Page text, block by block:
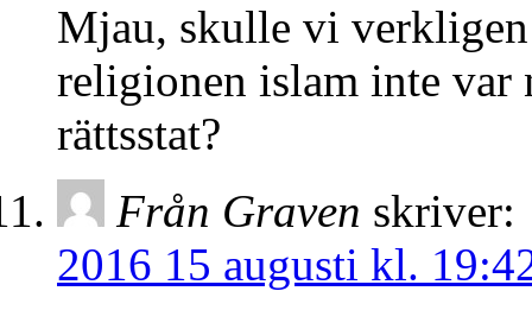
Mjau, skulle vi verkligen
religionen islam inte var
rättsstat?
Från Graven skriver:
2016 15 augusti kl.